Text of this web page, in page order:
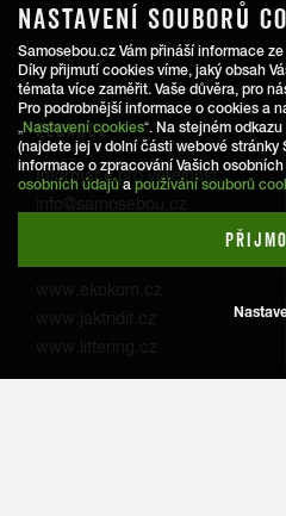
REDAKCE
Informace pro veřejnost:
NASTAVENÍ SOUBORŮ
Samosebou.cz Vám přináší informace
Díky přijmutí cookies víme, jaký obsah
témata více zaměřit. Vaše důvěra, pro
Pro podrobnější informace o cookies a
„Nastavení cookies“. Na stejném
(najdete jej v dolní části webové stránky
informace o zpracování Vašich
osobních údajů a používání souborů